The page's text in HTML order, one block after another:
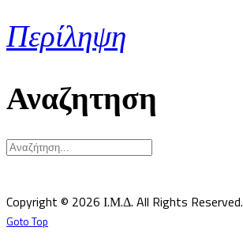
Περίληψη
Αναζητηση
Copyright © 2026 Ι.Μ.Δ. All Rights Reserved.
Goto Top